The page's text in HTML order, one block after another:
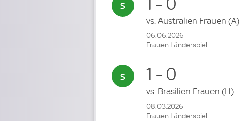
vs. Australien Frauen (A)
06.06.2026
Frauen Länderspiel
1 - 0
vs. Brasilien Frauen (H)
08.03.2026
Frauen Länderspiel